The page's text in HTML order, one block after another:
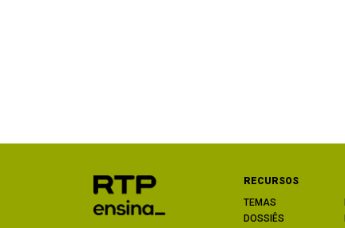
RECURSOS
TEMAS
DOSSIÊS